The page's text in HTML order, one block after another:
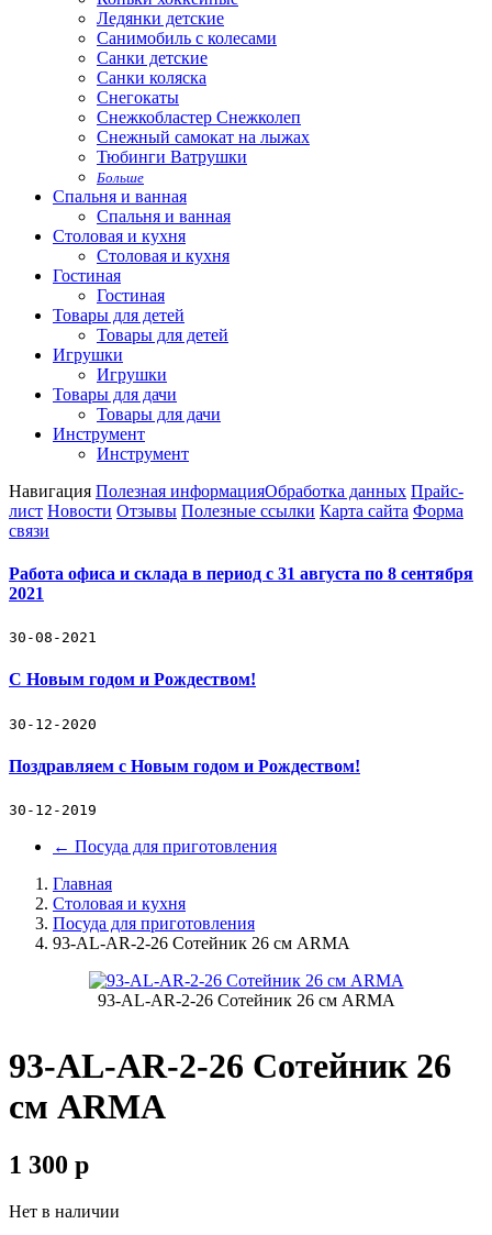
Ледянки детские
Санимобиль с колесами
Санки детские
Санки коляска
Снегокаты
Снежкобластер Снежколеп
Снежный самокат на лыжах
Тюбинги Ватрушки
Больше
Спальня и ванная
Спальня и ванная
Столовая и кухня
Столовая и кухня
Гостиная
Гостиная
Товары для детей
Товары для детей
Игрушки
Игрушки
Товары для дачи
Товары для дачи
Инструмент
Инструмент
Навигация Полезная информацияОбработка данных Прайс-
лист Новости Отзывы Полезные ссылки Карта сайта Форма
связи
Работа офиса и склада в период с 31 августа по 8 сентября
2021
30-08-2021
С Новым годом и Рождеством!
30-12-2020
Поздравляем с Новым годом и Рождеством!
30-12-2019
← Посуда для приготовления
Главная
Столовая и кухня
Посуда для приготовления
93-AL-AR-2-26 Сотейник 26 см ARMA
93-AL-AR-2-26 Сотейник 26 см ARMA
93-AL-AR-2-26 Сотейник 26
см ARMA
1 300 p
Нет в наличии